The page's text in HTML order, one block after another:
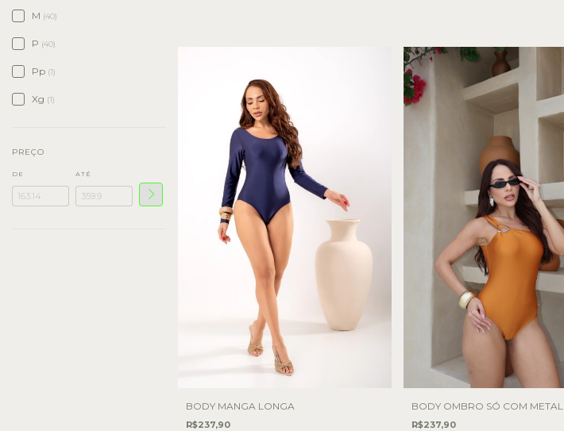
M (40)
P (40)
Pp (1)
Xg (1)
PREÇO
DE ATÉ
BODY MANGA LONGA
R$237,90
BODY OMBRO SÓ COM METAL
R$237,90